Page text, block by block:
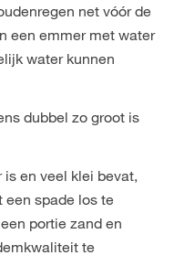
net vóór de
een emmer met water
water kunnen
dubbel zo groot is
en veel klei bevat,
een spade los te
portie zand en
te